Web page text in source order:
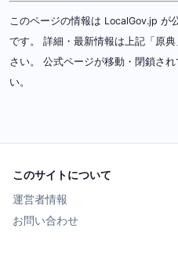
このページの情報は LocalGov.jp が
です。 詳細・最新情報は上記「原
さい。 公式ページが移動・閉鎖さ
い。
このサイトについて
運営者情報
お問い合わせ